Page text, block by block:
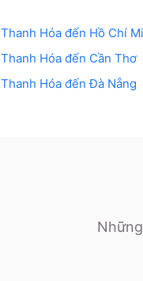
Thanh Hóa đến Hồ Chí
Thanh Hóa đến Cần Thơ
Thanh Hóa đếnĐà Nẵng